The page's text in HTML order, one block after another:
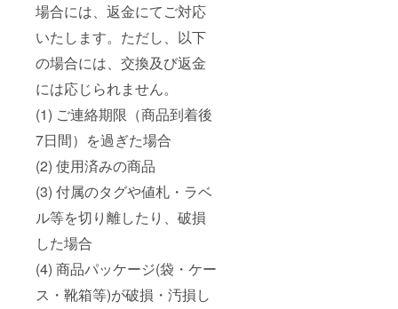
場合には、返金にてご対応
いたします。ただし、以下
の場合には、交換及び返金
には応じられません。
(1) ご連絡期限（商品到着後
7日間）を過ぎた場合
(2) 使用済みの商品
(3) 付属のタグや値札・ラベ
ル等を切り離したり、破損
した場合
(4) 商品パッケージ(袋・ケー
ス・靴箱等)が破損・汚損し